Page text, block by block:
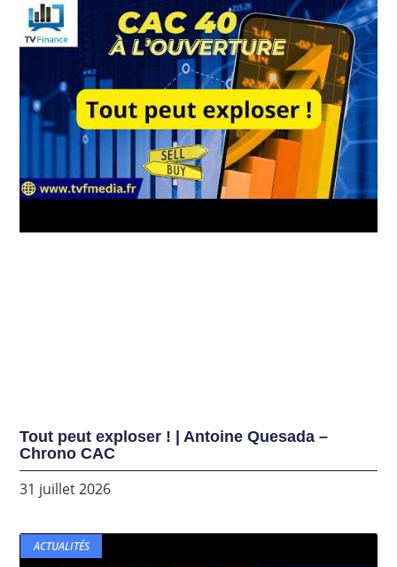
Tout peut exploser ! | Antoine Quesada –
Chrono CAC
31 juillet 2026
ACTUALITÉS